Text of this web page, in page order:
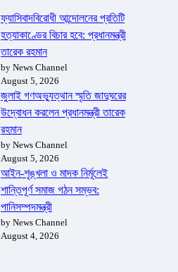
ফ্যাসিবাদবিরোধী আন্দোলনের প্রতিটি
হত্যাকাণ্ডের বিচার হবে: প্রধানমন্ত্রী
তারেক রহমান
by News Channel
August 5, 2026
জুলাই গণঅভ্যুত্থান স্মৃতি জাদুঘরের
উদ্বোধন করলেন প্রধানমন্ত্রী তারেক
রহমান
by News Channel
August 5, 2026
আইন-শৃঙ্খলা ও মাদক নির্মূলেই
শান্তিপূর্ণ সমাজ গঠন সম্ভব:
পানিসম্পদমন্ত্রী
by News Channel
August 4, 2026